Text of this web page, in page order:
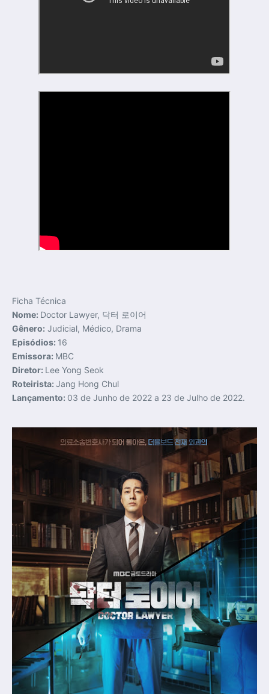
Ficha Técnica
Nome: Doctor Lawyer, 닥터 로이어
Gênero: Judicial, Médico, Drama
Episódios: 16
Emissora: MBC
Diretor: Lee Yong Seok
Roteirista: Jang Hong Chul
Lançamento: 03 de Junho de 2022 a 23 de Julho de 2022.